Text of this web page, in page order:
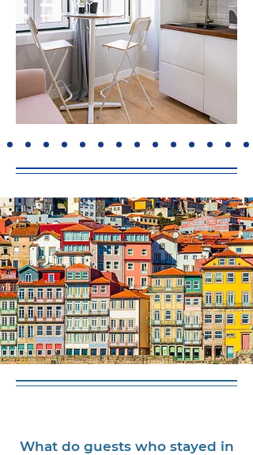
What do guests who stayed in